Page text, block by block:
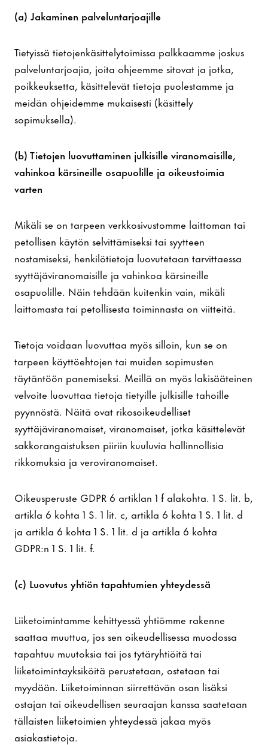
(a) Jakaminen palveluntarjoajille
Tietyissä tietojenkäsittelytoimissa palkkaamme joskus
palveluntarjoajia, joita ohjeemme sitovat ja jotka,
poikkeuksetta, käsittelevät tietoja puolestamme ja
meidän ohjeidemme mukaisesti (käsittely
sopimuksella).
(b) Tietojen luovuttaminen julkisille viranomaisille,
vahinkoa kärsineille osapuolille ja oikeustoimia
varten
Mikäli se on tarpeen verkkosivustomme laittoman tai
petollisen käytön selvittämiseksi tai syytteen
nostamiseksi, henkilötietoja luovutetaan tarvittaessa
syyttäjäviranomaisille ja vahinkoa kärsineille
osapuolille. Näin tehdään kuitenkin vain, mikäli
laittomasta tai petollisesta toiminnasta on viitteitä.
Tietoja voidaan luovuttaa myös silloin, kun se on
tarpeen käyttöehtojen tai muiden sopimusten
täytäntöön panemiseksi. Meillä on myös lakisääteinen
velvoite luovuttaa tietoja tietyille julkisille tahoille
pyynnöstä. Näitä ovat rikosoikeudelliset
syyttäjäviranomaiset, viranomaiset, jotka käsittelevät
sakkorangaistuksen piiriin kuuluvia hallinnollisia
rikkomuksia ja veroviranomaiset.
Oikeusperuste GDPR 6 artiklan 1 f alakohta. 1 S. lit. b,
artikla 6 kohta 1 S. 1 lit. c, artikla 6 kohta 1 S. 1 lit. d
ja artikla 6 kohta 1 S. 1 lit. d ja artikla 6 kohta
GDPR:n 1 S. 1 lit. f.
(c) Luovutus yhtiön tapahtumien yhteydessä
Liiketoimintamme kehittyessä yhtiömme rakenne
saattaa muuttua, jos sen oikeudellisessa muodossa
tapahtuu muutoksia tai jos tytäryhtiöitä tai
liiketoimintayksiköitä perustetaan, ostetaan tai
myydään. Liiketoiminnan siirrettävän osan lisäksi
ostajan tai oikeudellisen seuraajan kanssa saatetaan
tällaisten liiketoimien yhteydessä jakaa myös
asiakastietoja.